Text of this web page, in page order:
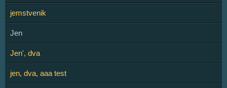
jemstvenik
Jen
Jen', dva
jen, dva, aaa test